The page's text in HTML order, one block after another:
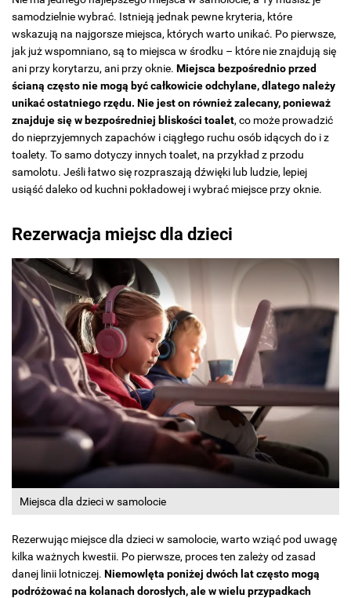
samodzielnie wybrać. Istnieją jednak pewne kryteria, które
wskazują na najgorsze miejsca, których warto unikać. Po pierwsze,
jak już wspomniano, są to miejsca w środku – które nie znajdują się
ani przy korytarzu, ani przy oknie. Miejsca bezpośrednio przed
ścianą często nie mogą być całkowicie odchylane, dlatego należy
unikać ostatniego rzędu. Nie jest on również zalecany, ponieważ
znajduje się w bezpośredniej bliskości toalet, co może prowadzić
do nieprzyjemnych zapachów i ciągłego ruchu osób idących do i z
toalety. To samo dotyczy innych toalet, na przykład z przodu
samolotu. Jeśli łatwo się rozpraszają dźwięki lub ludzie, lepiej
usiąść daleko od kuchni pokładowej i wybrać miejsce przy oknie.
Rezerwacja miejsc dla dzieci
Miejsca dla dzieci w samolocie
Rezerwując miejsce dla dzieci w samolocie, warto wziąć pod uwagę
kilka ważnych kwestii. Po pierwsze, proces ten zależy od zasad
danej linii lotniczej. Niemowlęta poniżej dwóch lat często mogą
podróżować na kolanach dorosłych, ale w wielu przypadkach